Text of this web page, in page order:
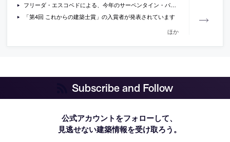
フリーダ・エスコベドによる、今年のサーペンタイン・パヴィリオンの写真
「第4回 これからの建築士賞」の入賞者が発表されています
ほか
Subscribe and Follow
公式アカウントをフォローして、
見逃せない建築情報を受け取ろう。